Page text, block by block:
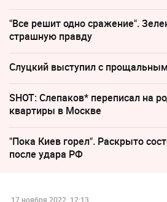
"Все решит одно сражение".
страшную правду
Слуцкий выступил с
SHOT: Слепаков* переписал на
квартиры в Москве
"Пока Киев горел". Раскрыто
после удара РФ
17 ноября 2022, 12:13